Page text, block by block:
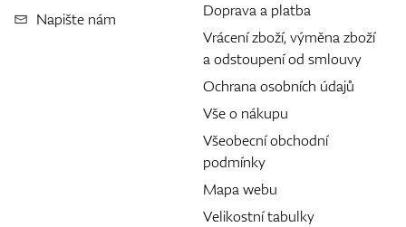
Napište nám
Doprava a platba
Vrácení zboží, výměna zboží
a odstoupení od smlouvy
Ochrana osobních údajů
Vše o nákupu
Všeobecní obchodní
podmínky
Mapa webu
Velikostní tabulky